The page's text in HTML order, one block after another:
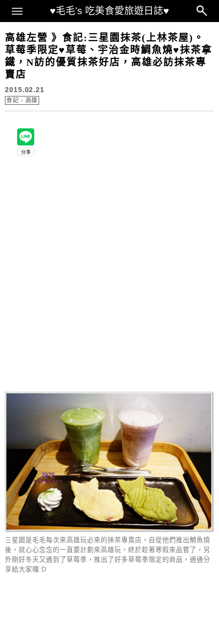
♥毛毛's 吃美食愛旅遊日誌♥
Main Menu
高雄左營 》食記:三星園抹茶(上林茶屋)。
草莓季限定♥草莓、宇治金時鯛魚燒♥抹茶拿
鐵，N訪的優質抹茶好店，高雄必訪抹茶專
賣店
2015.02.21
食記 - 高雄
三星園是毛毛每次來高雄玩必來的抹茶專賣店，自從他們推出鯛魚燒
後，就心心念念的一直要計劃來高雄玩，終於趁著寒假來品嘗了，另
外剛好冬天又遇到了草莓季，推出了好多草莓季限定的商品，通通分
享給大家囉:D